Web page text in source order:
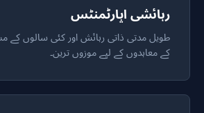
رہائشی اپارٹمنٹس
طویل مدتی ذاتی رہائش اور کئی سالوں کے
کے معاہدوں کے لیے موزوں ترین۔